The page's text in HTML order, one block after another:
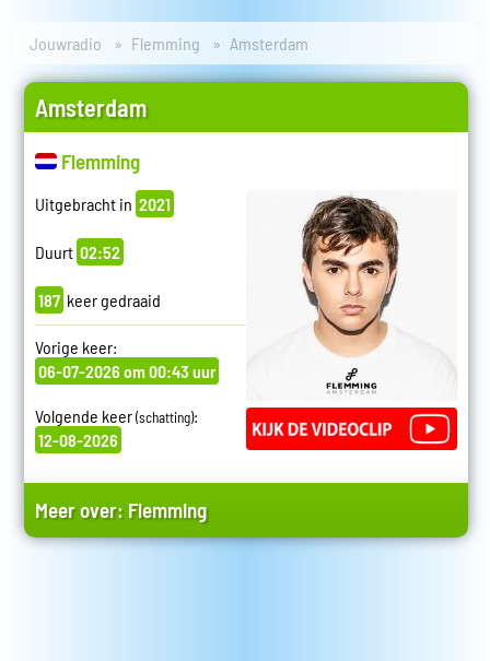
Jouwradio Flemming Amsterdam
Amsterdam
Flemming
Uitgebracht in 2021
Duurt 02:52
187 keer gedraaid
Vorige keer:
06-07-2026 om 00:43 uur
Volgende keer(schatting):
12-08-2026
Meer over: Flemming